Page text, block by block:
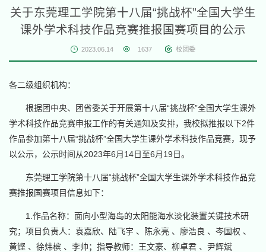
关于东莞理工学院第十八届“挑战杯”全国大学生
课外学术科技作品竞赛推报国赛项目的公示
2023.06.14 1637 校团委
各二级组织机构：
根据团中央、团省委关于开展第十八届“挑战杯”全国大学生课外
学术科技作品竞赛申报工作的有关通知及安排，我校拟推报以下2件
作品参加第十八届“挑战杯”全国大学生课外学术科技作品竞赛，现予
以公示，公示时间从2023年6月14日至6月19日。
东莞理工学院第十八届“挑战杯”全国大学生课外学术科技作品竞
赛推报国赛项目信息如下：
1.作品名称：面向小型海岛的太阳能海水淡化装置关键技术研
究；项目负责人：袁嘉欣、陆飞宇 、陈永亮 、廖浩良 、岑国权 、
黄铿 、徐炜槟 、李帅；指导教师：王文豪、柳卓君 、尹辉斌